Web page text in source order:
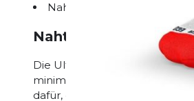
Nahtlose Konstruktion
Nahtlose
Die Ultralight Zone Two von
minimiert und damit das
dafür, dass Du selbst bei